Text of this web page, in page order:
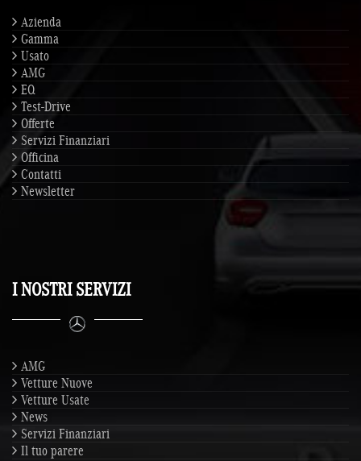
Azienda
Gamma
Usato
AMG
EQ
Test-Drive
Offerte
Servizi Finanziari
Officina
Contatti
Newsletter
I NOSTRI SERVIZI
AMG
Vetture Nuove
Vetture Usate
News
Servizi Finanziari
Il tuo parere